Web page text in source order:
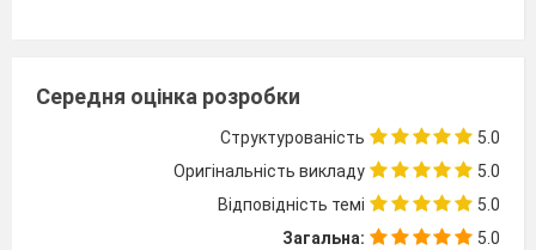
Середня оцінка розробки
Структурованість
5.0
Оригінальність викладу
5.0
Відповідність темі
5.0
Загальна:
5.0